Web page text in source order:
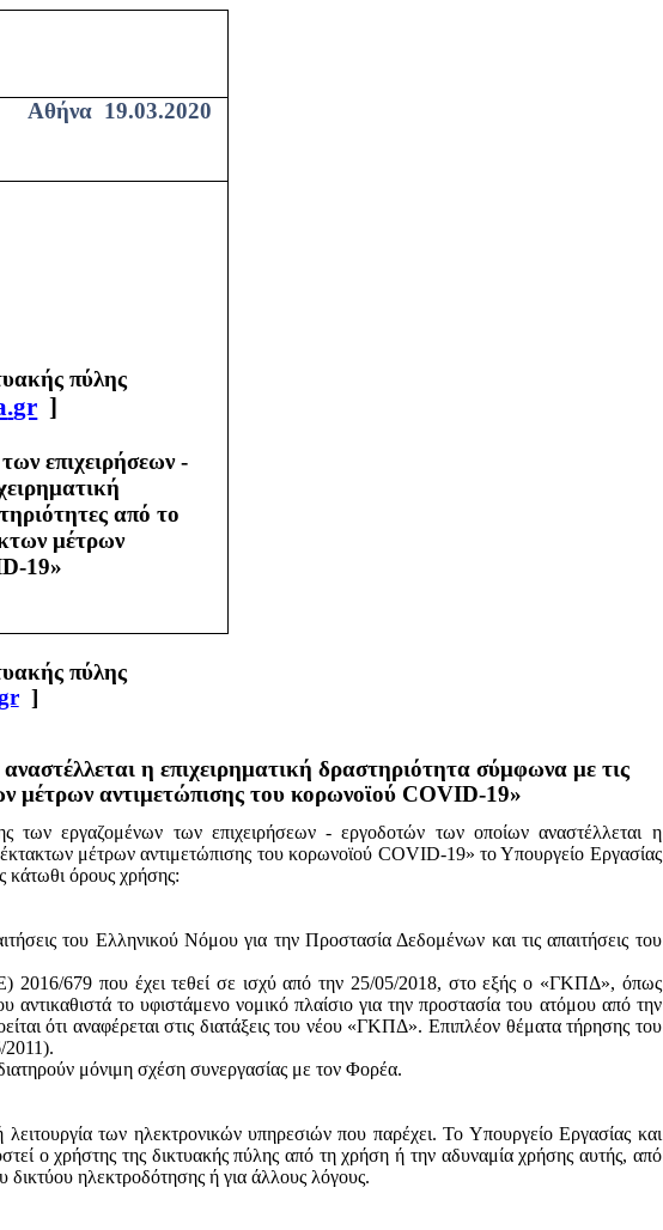
Αθήνα 19.03.2020
πύλης
.gr ]
επιχειρήσεων -
από το
μέτρων
19»
πύλης
]
η επιχειρηματική δραστηριότητα σύμφωνα με τις
μέτρων αντιμετώπισης του κορωνοϊούCOVID-19»
των εργαζομένων των επιχειρήσεων - εργοδοτών των οποίων αναστέλλεται η
μέτρων αντιμετώπισης τουκορωνοϊού COVID-19» το Υπουργείο Εργασίας
κάτωθι όρους χρήσης:
του Ελληνικού Νόμου για την Προστασία Δεδομένων και τις απαιτήσεις του
2016/679 που έχει τεθεί σε ισχύ από την 25/05/2018, στο εξής ο «ΓΚΠΔ», όπως
αντικαθιστά το υφιστάμενο νομικό πλαίσιο για την προστασία του ατόμου από την
ότι αναφέρεται στις διατάξεις του νέου «ΓΚΠΔ». Επιπλέον θέματα τήρησης του
2011).
μόνιμη σχέση συνεργασίας με τον Φορέα.
των ηλεκτρονικών υπηρεσιών που παρέχει. Το Υπουργείο Εργασίας και
ο χρήστης της δικτυακής πύλης από τη χρήση ή την αδυναμία χρήσης αυτής, από
ηλεκτροδότησης ή για άλλους λόγους.